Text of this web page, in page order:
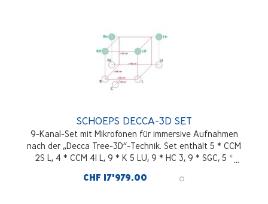
SCHOEPS DECCA-3D SET
9-Kanal-Set mit Mikrofonen für immersive Aufnahmen
nach der „Decca Tree-3D“-Technik. Set enthält 5 * CCM
2S L, 4 * CCM 41 L, 9 * K 5 LU, 9 * HC 3, 9 * SGC, 5 *
CHF 17'979.00